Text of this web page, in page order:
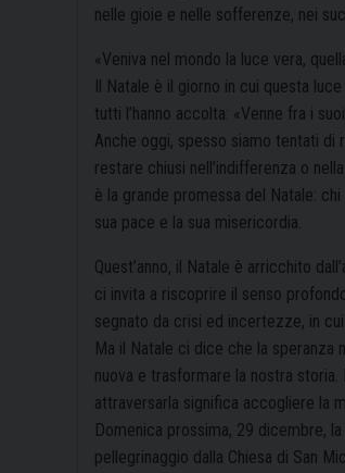
nelle gioie e nelle sofferenze, nei
«Veniva nel mondo la luce vera,
Il Natale è il giorno in cui questa
tutti l’hanno accolta: «Venne fra i
Anche oggi, spesso siamo tentati
restare chiusi nell’indifferenza o
è la grande promessa del Natale:
sua pace e la sua misericordia.
Quest’anno, il Natale è arricchito
ci invita a riscoprire il senso
segnato da crisi ed incertezze, in
Ma il Natale ci dice che la speranza
nuova e trasformare la nostra
attraversarla significa accogliere la
Domenica prossima, 29 dicembre,
pellegrinaggio dalla Chiesa di San